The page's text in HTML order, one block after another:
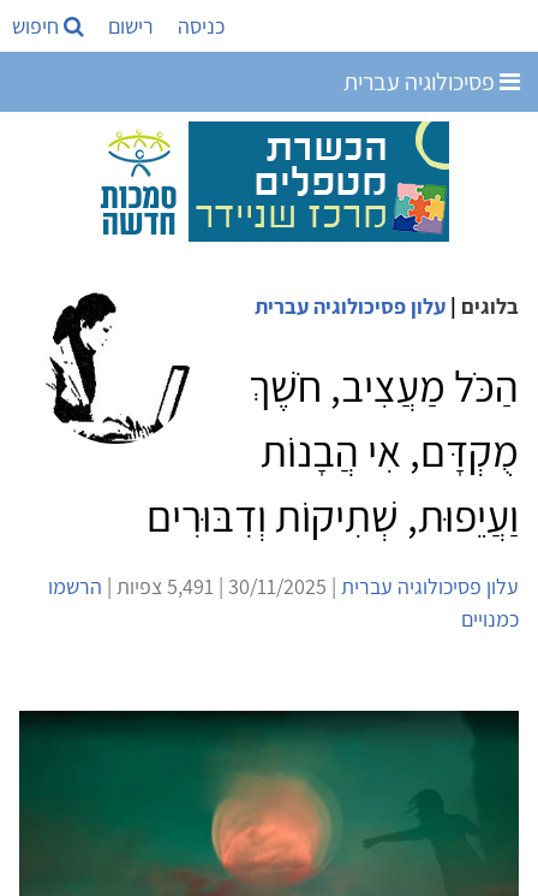
כניסה רישום חיפוש
פסיכולוגיה עברית
בלוגים | עלון פסיכולוגיה עברית
הַכֹּל מַעֲצִיב, חֹשֶׁךְ
מֻקְדָּם, אִי הֲבָנוֹת
וַעֲיֵפוּת, שְׁתִיקוֹת וְדִבּוּרִים
עלון פסיכולוגיה עברית | 30/11/2025 | 5,491 צפיות |
הרשמו
כמנויים